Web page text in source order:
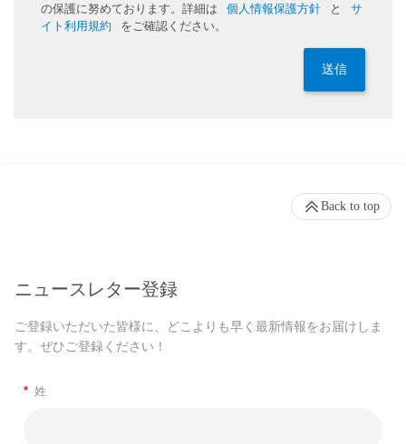
の保護に努めております。詳細は
個人情報保護方針 と
サ
イト利用規約
をご確認ください。
送信
ニュースレター登録
ご登録いただいた皆様に、どこよりも早く最新情報をお届けしま
す。ぜひご登録ください！
* 姓
Back to top